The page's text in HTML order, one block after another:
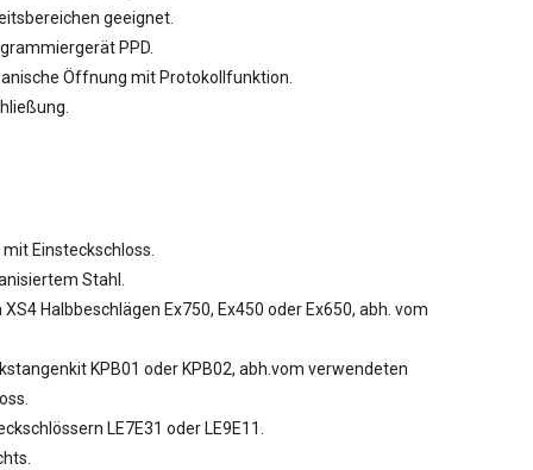
geeignet.
PPD.
Öffnung mit Protokollfunktion.
Einsteckschloss.
Stahl.
Halbbeschlägen Ex750, Ex450 oder Ex650, abh. vom
KPB01 oder KPB02, abh.vom verwendeten
LE7E31 oder LE9E11.